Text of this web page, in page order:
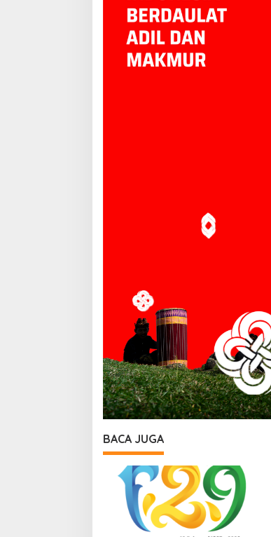
BACA JUGA